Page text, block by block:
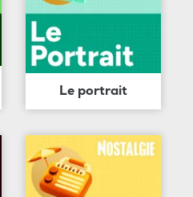
Le portrait